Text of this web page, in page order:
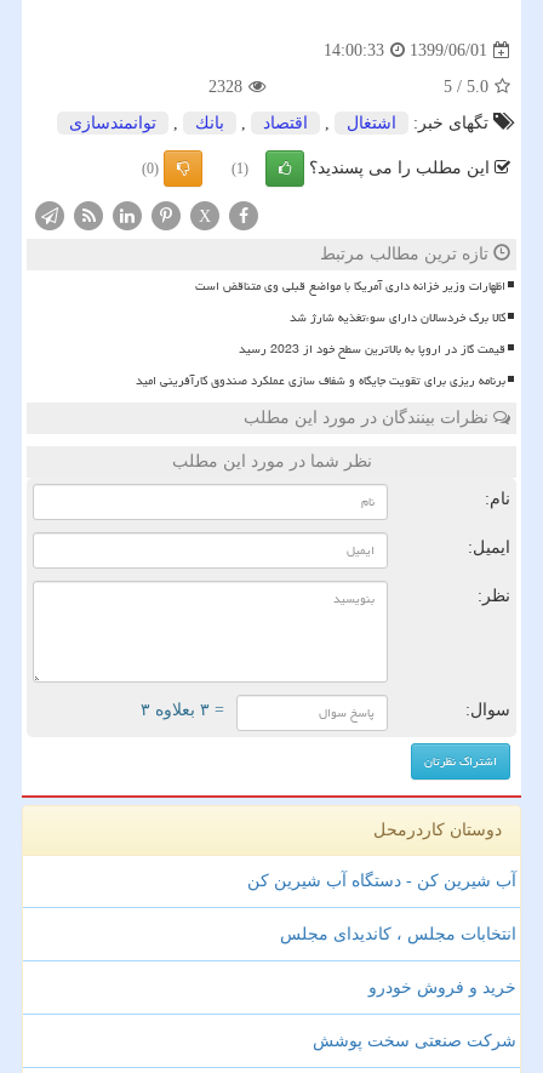
1399/06/01
14:00:33
5.0
/
5
2328
تگهای خبر:
اشتغال , اقتصاد , بانك , توانمندسازی
این مطلب را می پسندید؟ (1)
(0)
X
تازه ترین مطالب مرتبط
اظهارات وزیر خزانه داری آمریکا با مواضع قبلی وی متناقض است
کالا برگ خردسالان دارای سوءتغذیه شارژ شد
قیمت گاز در اروپا به بالاترین سطح خود از 2023 رسید
برنامه ریزی برای تقویت جایگاه و شفاف سازی عملکرد صندوق کارآفرینی امید
نظرات بینندگان در مورد این مطلب
نظر شما در مورد این مطلب
نام:
ایمیل:
نظر:
سوال: = ۳ بعلاوه ۳
دوستان کاردرمحل
آب شیرین کن - دستگاه آب شیرین کن
انتخابات مجلس ، کاندیدای مجلس
خرید و فروش خودرو
شرکت صنعتی سخت پوشش